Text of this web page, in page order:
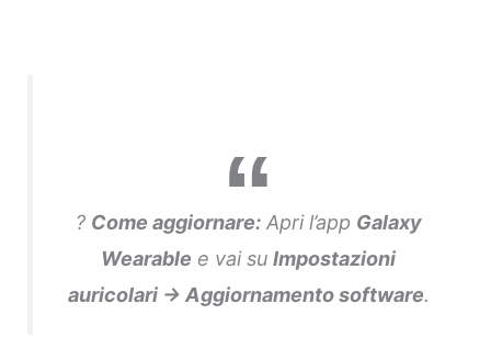
? Come aggiornare:Apri l’app Galaxy
Wearable e vai su Impostazioni
auricolari → Aggiornamento software.